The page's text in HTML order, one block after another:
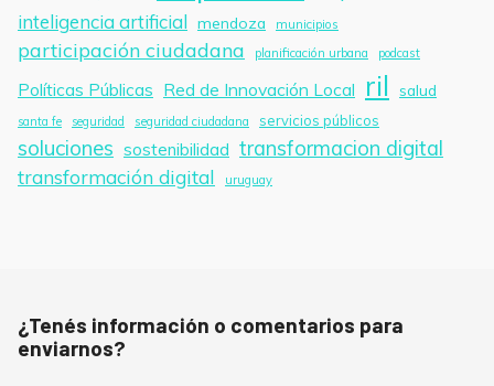
inteligencia artificial mendoza municipios
participación ciudadana planificación urbana podcast
Políticas Públicas Red de Innovación Local ril salud
santa fe seguridad seguridad ciudadana servicios públicos
soluciones sostenibilidad transformacion digital
transformación digital uruguay
¿Tenés información o comentarios para
enviarnos?